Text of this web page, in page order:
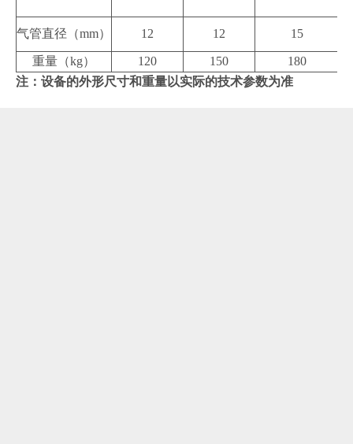
气管直径（mm） 12 12 15
重量（kg） 120 150 180
注：设备的外形尺寸和重量以实际的技术参数为准